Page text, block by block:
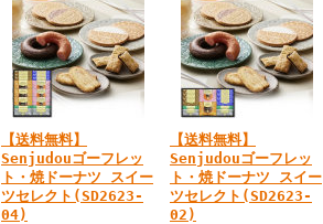
【送料無料】
Senjudouゴーフレッ
ト・焼ドーナツ スイー
ツセレクト(SD2623-
04)
【送料無料】
Senjudouゴーフレッ
ト・焼ドーナツ スイー
ツセレクト(SD2623-
02)